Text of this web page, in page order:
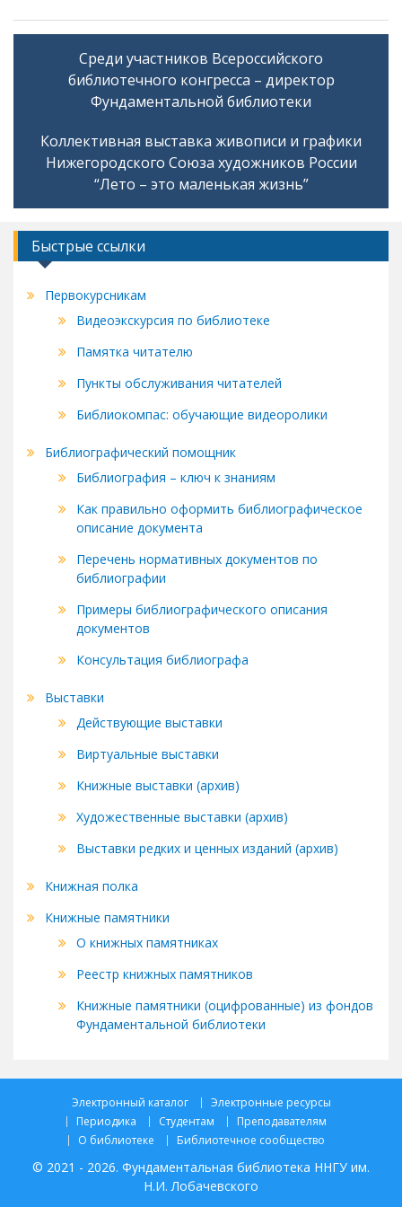
o
ni
ki
Навигация
Среди участников Всероссийского
библиотечного конгресса – директор
Фундаментальной библиотеки
Коллективная выставка живописи и графики
Нижегородского Союза художников России
“Лето – это маленькая жизнь”
Быстрые ссылки
Первокурсникам
Видеоэкскурсия по библиотеке
Памятка читателю
Пункты обслуживания читателей
Библиокомпас: обучающие видеоролики
Библиографический помощник
Библиография – ключ к знаниям
Как правильно оформить библиографическое
описание документа
Перечень нормативных документов по
библиографии
Примеры библиографического описания
документов
Консультация библиографа
Выставки
Действующие выставки
Виртуальные выставки
Книжные выставки (архив)
Художественные выставки (архив)
Выставки редких и ценных изданий (архив)
Книжная полка
Книжные памятники
О книжных памятниках
Реестр книжных памятников
Книжные памятники (оцифрованные) из фондов
Фундаментальной библиотеки
Электронный каталог
Электронные ресурсы
Периодика
Студентам
Преподавателям
О библиотеке
Библиотечное сообщество
© 2021 - 2026. Фундаментальная библиотека ННГУ им.
Н.И. Лобачевского